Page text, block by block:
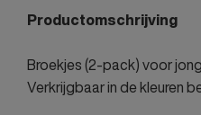
Productomschrijving
Broekjes (2-pack) voor
Verkrijgbaar in de kleuren